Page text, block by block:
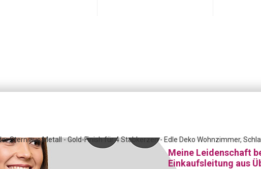
Stern aus Metall - Gold-Finish für 4 Stabkerzen - Edle Deko Wohnzimmer,
Meine Leidenschaft
Einkaufsleitung aus